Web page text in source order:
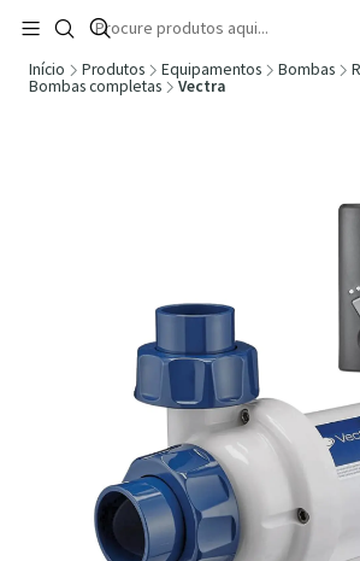
🚚 Portugal Continental: Portes Grátis desde
Ler mais
Início Produtos Equipamentos Bombas
Bombas completas
Vectra